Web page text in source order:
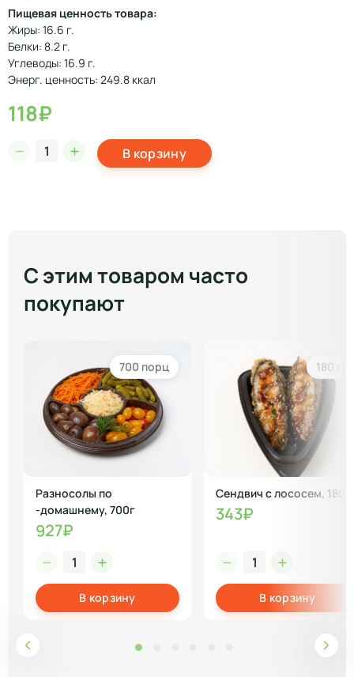
Пищевая ценность товара:
Жиры: 16.6 г.
Белки: 8.2 г.
Углеводы: 16.9 г.
Энерг. ценность: 249.8 ккал
118₽
В корзину
С этим товаром часто
покупают
700 порц
Разносолы по
-домашнему, 700г
927₽
В корзину
180 гр
Сендвич с лососем, 180г
343₽
В корзину